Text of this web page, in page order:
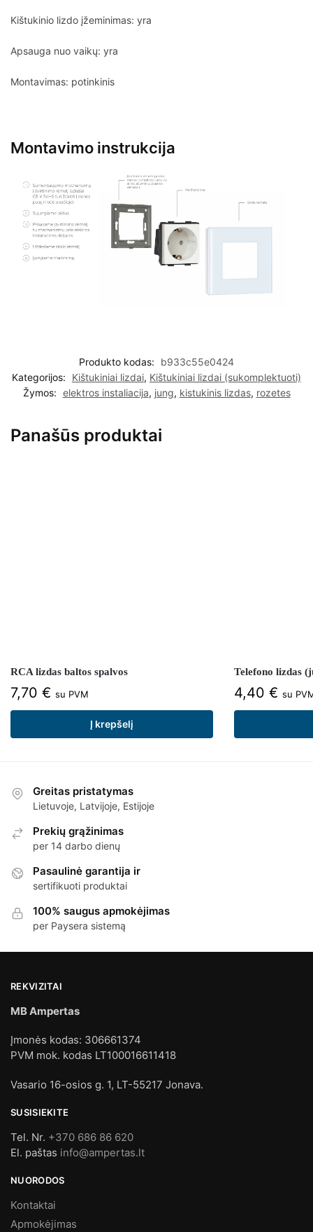
Kištukinio lizdo įžeminimas: yra
Apsauga nuo vaikų: yra
Montavimas: potinkinis
Montavimo instrukcija
Produkto kodas:
b933c55e0424
Kategorijos:
Kištukiniai lizdai, Kištukiniai lizdai (sukomplektuoti)
Žymos: elektros instaliacija, jung, kistukinis lizdas, rozetes
Panašūs produktai
RCA lizdas baltos spalvos
7,70 € su PVM
Į krepšelį
Telefono lizdas
4,40 € su
Greitas pristatymas
Lietuvoje, Latvijoje, Estijoje
Prekių grąžinimas
per 14 darbo dienų
Pasaulinė garantija ir
sertifikuoti produktai
100% saugus apmokėjimas
per Paysera sistemą
REKVIZITAI
MB Ampertas
Įmonės kodas: 306661374
PVM mok. kodas LT100016611418
Vasario 16-osios g. 1, LT-55217 Jonava.
SUSISIEKITE
Tel. Nr. +370 686 86 620
El. paštas info@ampertas.lt
NUORODOS
Kontaktai
Apmokėjimas